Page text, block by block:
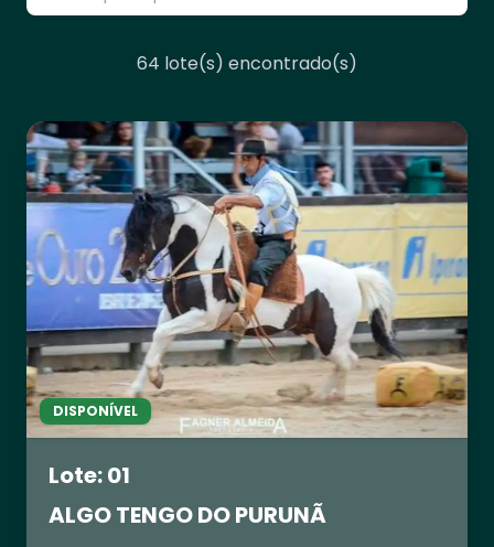
64 lote(s) encontrado(s)
DISPONÍVEL
Lote: 01
ALGO TENGO DO PURUNÃ